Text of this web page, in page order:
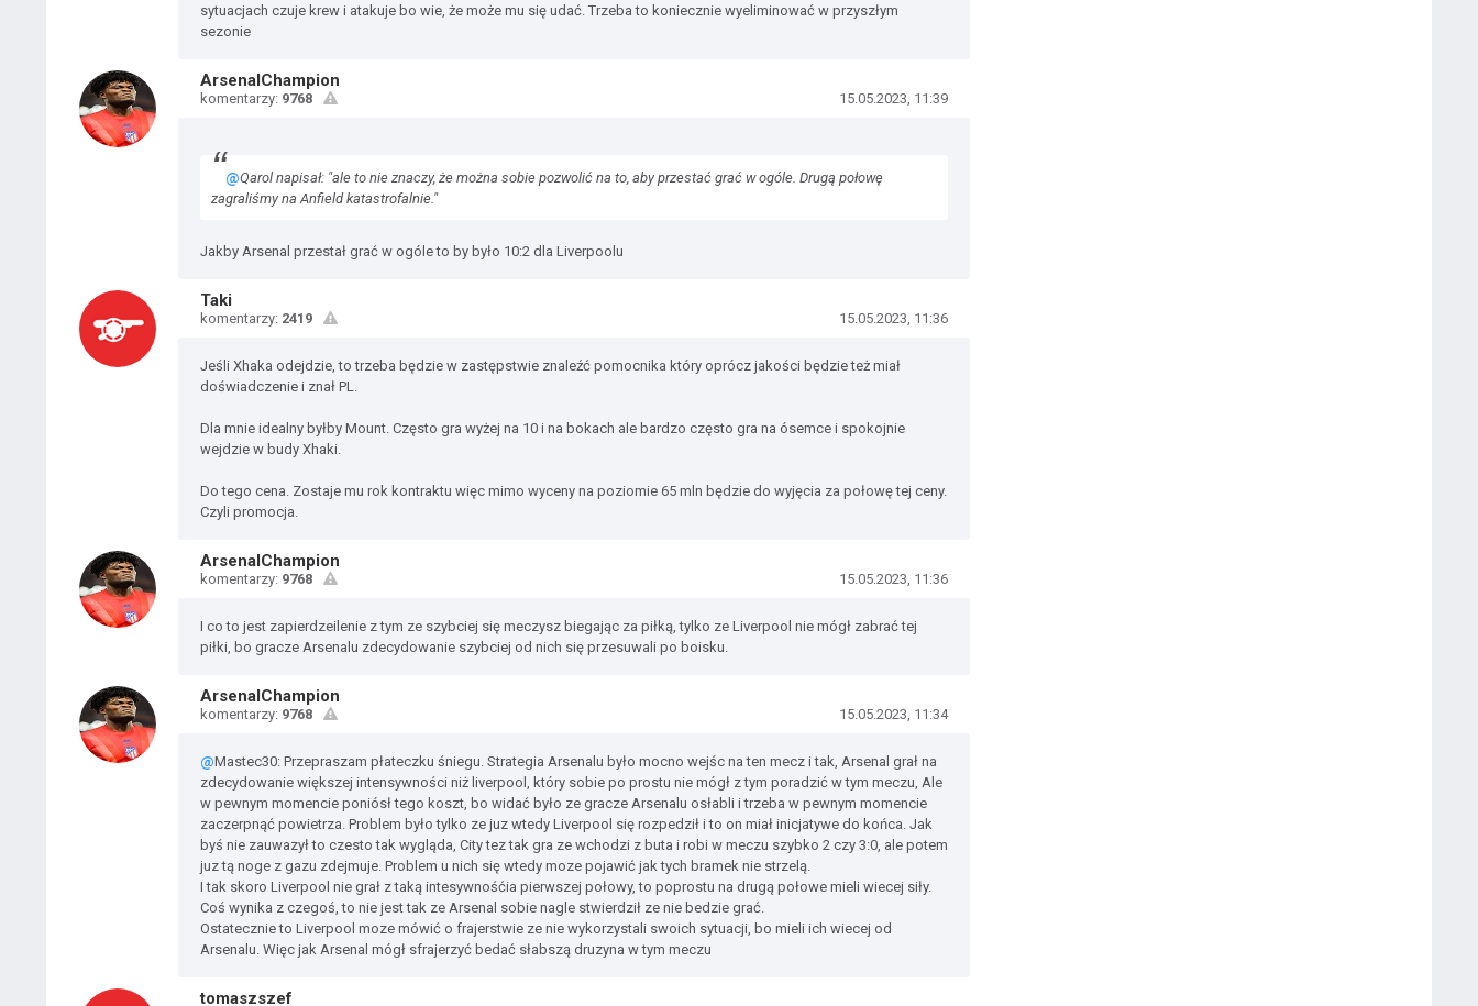
sytuacjach czuje krew i atakuje bo wie, że może mu się udać. Trzeba to koniecznie wyeliminować w przyszłym
sezonie
ArsenalChampion
komentarzy: 9768 15.05.2023, 11:39
@Qarol napisał: "ale to nie znaczy, że można sobie pozwolić na to, aby przestać grać w ogóle. Drugą połowę
zagraliśmy na Anfield katastrofalnie."
Jakby Arsenal przestał grać w ogóle to by było 10:2 dla Liverpoolu
Taki
komentarzy: 2419 15.05.2023, 11:36
Jeśli Xhaka odejdzie, to trzeba będzie w zastępstwie znaleźć pomocnika który oprócz jakości będzie też miał
doświadczenie i znał PL.
Dla mnie idealny byłby Mount. Często gra wyżej na 10 i na bokach ale bardzo często gra na ósemce i spokojnie
wejdzie w budy Xhaki.
Do tego cena. Zostaje mu rok kontraktu więc mimo wyceny na poziomie 65 mln będzie do wyjęcia za połowę tej ceny.
Czyli promocja.
ArsenalChampion
komentarzy: 9768 15.05.2023, 11:36
I co to jest zapierdzeilenie z tym ze szybciej się meczysz biegając za piłką, tylko ze Liverpool nie mógł zabrać tej
piłki, bo gracze Arsenalu zdecydowanie szybciej od nich się przesuwali po boisku.
ArsenalChampion
komentarzy: 9768 15.05.2023, 11:34
@Mastec30: Przepraszam płateczku śniegu. Strategia Arsenalu było mocno wejśc na ten mecz i tak, Arsenal grał na
zdecydowanie większej intensywności niż liverpool, który sobie po prostu nie mógł z tym poradzić w tym meczu, Ale
w pewnym momencie poniósł tego koszt, bo widać było ze gracze Arsenalu osłabli i trzeba w pewnym momencie
zaczerpnąć powietrza. Problem było tylko ze juz wtedy Liverpool się rozpedził i to on miał inicjatywe do końca. Jak
byś nie zauwazył to czesto tak wygląda, City tez tak gra ze wchodzi z buta i robi w meczu szybko 2 czy 3:0, ale potem
juz tą noge z gazu zdejmuje. Problem u nich się wtedy moze pojawić jak tych bramek nie strzelą.
I tak skoro Liverpool nie grał z taką intesywnośćia pierwszej połowy, to poprostu na drugą połowe mieli wiecej siły.
Coś wynika z czegoś, to nie jest tak ze Arsenal sobie nagle stwierdził ze nie bedzie grać.
Ostatecznie to Liverpool moze mówić o frajerstwie ze nie wykorzystali swoich sytuacji, bo mieli ich wiecej od
Arsenalu. Więc jak Arsenal mógł sfrajerzyć bedać słabszą druzyna w tym meczu
tomaszszef